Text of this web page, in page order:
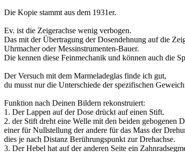
Die Kopie stammt aus dem 1931er.
Ev. ist die Zeigerachse wenig verbogen.
Das mit der Übertragung der Dosendehnung auf die
Uhrmacher oder Messinstrumenten-Bauer.
Die kennen diese Feinmechanik und können auch die
Der Versuch mit dem Marmeladeglas finde ich gut,
du musst nur die Unterschiede der spezifischen
Funktion nach Deinen Bildern rekonstruiert:
1. Der Lappen auf der Dose drückt auf einen Stift.
2. der Stift dreht eine Welle mit den beiden gebogenen
einer für Nullstellung der andere für das Mass der
dies je nach Distanz Berührungspunkt zur Drehachse.
3. Der Hebel hat auf der anderen Seite ein